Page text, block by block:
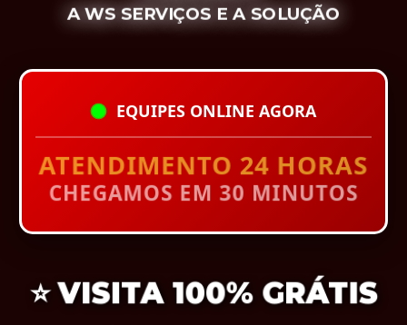
A WS SERVIÇOS E A SOLUÇÃO
EQUIPES ONLINE AGORA
ATENDIMENTO 24 HORAS
CHEGAMOS EM 30 MINUTOS
⭐ VISITA 100% GRÁTIS